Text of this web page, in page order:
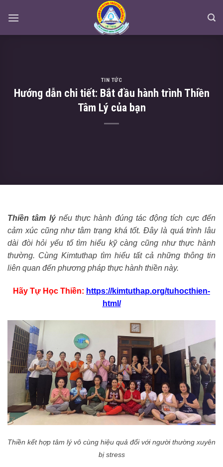
TIN TỨC
Hướng dẫn chi tiết: Bắt đầu hành trình Thiền
Tâm Lý của bạn
Thiền tâm lýnếu thực hành đúng tác động tích cực đến
cảm xúc cũng như tâm trạng khá tốt. Đây là quá trình lâu
dài đòi hỏi yếu tố tìm hiểu kỹ càng cũng như thực hành
thường. Cùng Kimtuthap tìm hiểu tất cả những thông tin
liên quan đến phương pháp thực hành thiền này.
Hãy Tự Học Thiền: https://kimtuthap.org/tuhocthien-
html/
Thiền kết hợp tâm lý vô cùng hiệu quả đối với người thường xuyên
bị stress